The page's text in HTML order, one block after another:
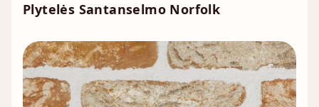
Plytelės Santanselmo Norfolk